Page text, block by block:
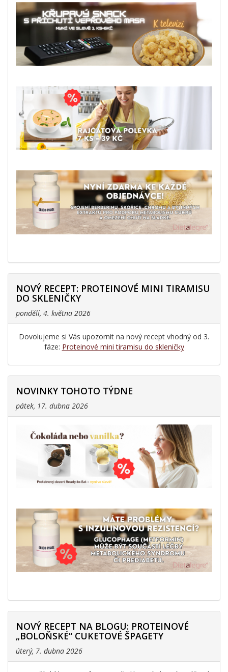
NOVÝ RECEPT: PROTEINOVÉ MINI TIRAMISU
DO SKLENIČKY
pondělí, 4. května 2026
Dovolujeme si Vás upozornit na nový recept vhodný od 3.
fáze: Proteinové mini tiramisu do skleničky
NOVINKY TOHOTO TÝDNE
pátek, 17. dubna 2026
NOVÝ RECEPT NA BLOGU: PROTEINOVÉ
„BOLOŇSKÉ“ CUKETOVÉ ŠPAGETY
úterý, 7. dubna 2026